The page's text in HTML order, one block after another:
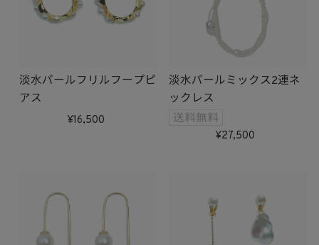
淡水パールフリルフープピ
アス
16,500
淡水パールミックス2連ネ
ックレス
27,500